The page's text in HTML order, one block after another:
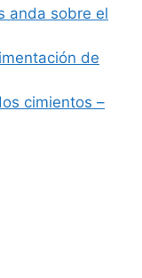
anda sobre el
de
cimientos –